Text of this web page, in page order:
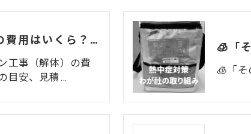
店舗のスケルトン工事の費用はいくら？業態別の目安と費用を抑える方法
工事（解体）の費
目安、見積…
🧊「
🧊「そ